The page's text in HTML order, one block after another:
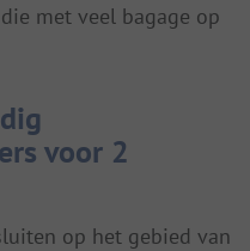
met veel bagage op
voor 2
op het gebied van